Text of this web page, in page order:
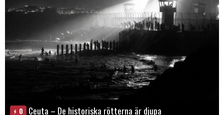
0 Ceuta – De historiska rötterna är djupa